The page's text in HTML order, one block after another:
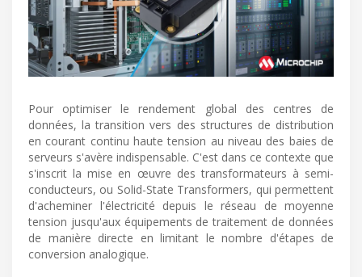
Pour optimiser le rendement global des centres de
données, la transition vers des structures de distribution
en courant continu haute tension au niveau des baies de
serveurs s'avère indispensable. C'est dans ce contexte que
s'inscrit la mise en œuvre des transformateurs à semi-
conducteurs, ou Solid-State Transformers, qui permettent
d'acheminer l'électricité depuis le réseau de moyenne
tension jusqu'aux équipements de traitement de données
de manière directe en limitant le nombre d'étapes de
conversion analogique.